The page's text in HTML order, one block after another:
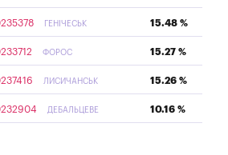
ГЕНІЧЕСЬК 15.48 %
ФОРОС 15.27 %
ЛИСИЧАНСЬК 15.26 %
ДЕБАЛЬЦЕВЕ 10.16 %